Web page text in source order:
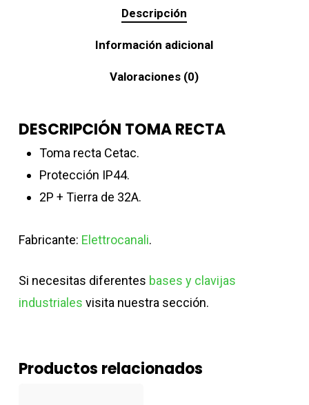
Descripción
Información adicional
Valoraciones (0)
DESCRIPCIÓN TOMA RECTA
Toma recta Cetac.
Protección IP44.
2P + Tierra de 32A.
Fabricante: Elettrocanali.
Si necesitas diferentes bases y clavijas
industriales visita nuestra sección.
Productos relacionados